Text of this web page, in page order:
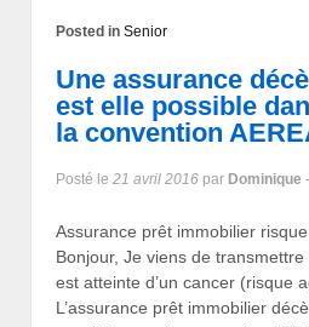
Posted in Senior
Une assurance
est elle possible
la convention
Posté le 21 avril 2016 par Dominique
Assurance prêt immobilier
Bonjour, Je viens de
est atteinte d’un cancer (risque
L’assurance prêt immobilier